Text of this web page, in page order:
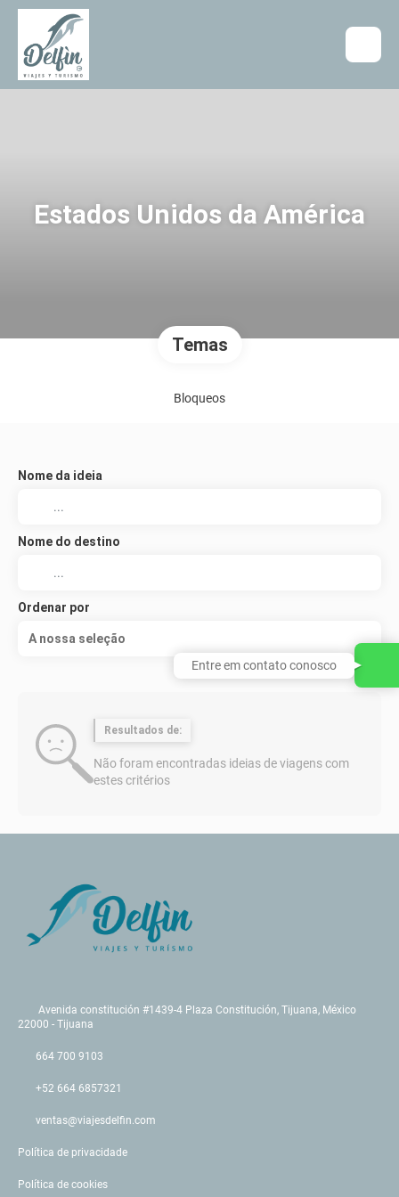
Estados Unidos da América
Temas
Bloqueos
Nome da ideia
Nome do destino
Ordenar por
A nossa seleção
Resultados de:
Não foram encontradas ideias de viagens com
estes critérios
Avenida constitución #1439-4 Plaza Constitución, Tijuana, México
22000 - Tijuana
664 700 9103
+52 664 6857321
ventas@viajesdelfin.com
Política de privacidade
Política de cookies
Entre em contato conosco